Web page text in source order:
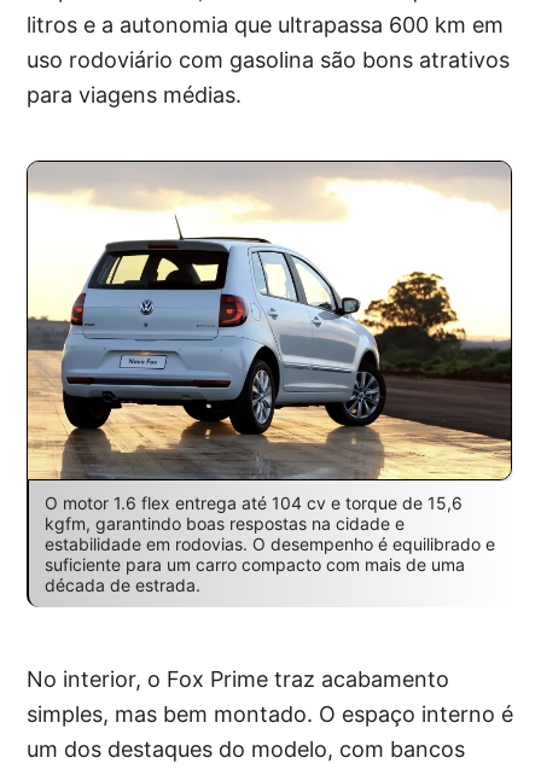
litros e a autonomia que ultrapassa 600 km em
uso rodoviário com gasolina são bons atrativos
para viagens médias.
O motor 1.6 flex entrega até 104 cv e torque de 15,6
kgfm, garantindo boas respostas na cidade e
estabilidade em rodovias. O desempenho é equilibrado e
suficiente para um carro compacto com mais de uma
década de estrada.
No interior, o Fox Prime traz acabamento
simples, mas bem montado. O espaço interno é
um dos destaques do modelo, com bancos